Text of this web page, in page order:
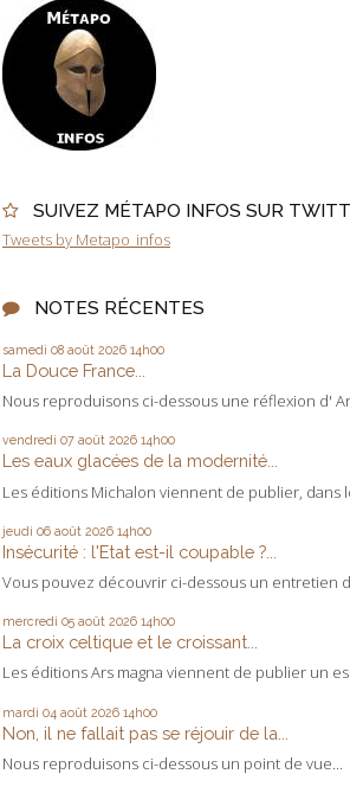
SUIVEZ MÉTAPO INFOS SUR
Tweets by Metapo_infos
NOTES RÉCENTES
samedi 08 août 2026 14h00
La Douce France...
Nous reproduisons ci-dessous une réflexion d'
vendredi 07 août 2026 14h00
Les eaux glacées de la modernité...
Les éditions Michalon viennent de publier, dans
jeudi 06 août 2026 14h00
Insécurité : l'Etat est-il coupable ?...
Vous pouvez découvrir ci-dessous un entretien
mercredi 05 août 2026 14h00
La croix celtique et le croissant...
Les éditions Ars magna viennent de publier un
mardi 04 août 2026 14h00
Non, il ne fallait pas se réjouir de la...
Nous reproduisons ci-dessous un point de vue...